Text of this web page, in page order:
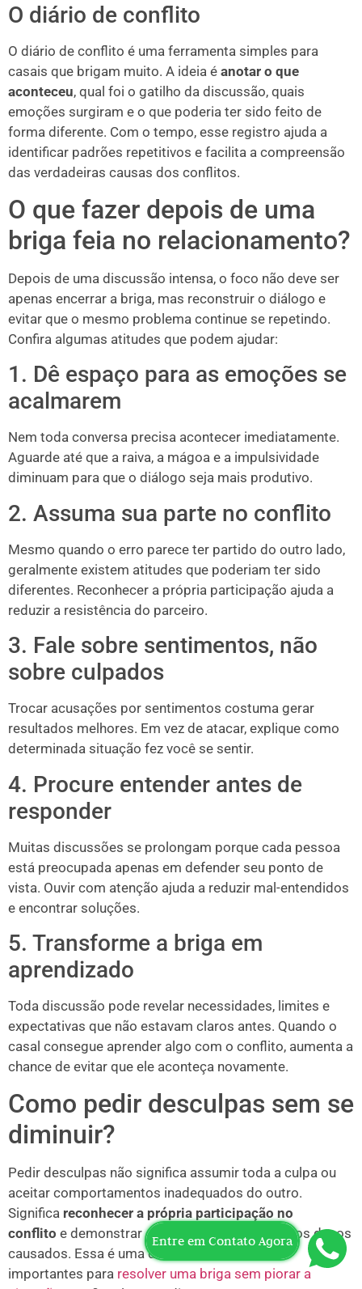
O diário de conflito
O diário de conflito é uma ferramenta simples para
casais que brigam muito. A ideia é anotar o que
aconteceu, qual foi o gatilho da discussão, quais
emoções surgiram e o que poderia ter sido feito de
forma diferente. Com o tempo, esse registro ajuda a
identificar padrões repetitivos e facilita a compreensão
das verdadeiras causas dos conflitos.
O que fazer depois de uma
briga feia no relacionamento?
Depois de uma discussão intensa, o foco não deve ser
apenas encerrar a briga, mas reconstruir o diálogo e
evitar que o mesmo problema continue se repetindo.
Confira algumas atitudes que podem ajudar:
1. Dê espaço para as emoções se
acalmarem
Nem toda conversa precisa acontecer imediatamente.
Aguarde até que a raiva, a mágoa e a impulsividade
diminuam para que o diálogo seja mais produtivo.
2. Assuma sua parte no conflito
Mesmo quando o erro parece ter partido do outro lado,
geralmente existem atitudes que poderiam ter sido
diferentes. Reconhecer a própria participação ajuda a
reduzir a resistência do parceiro.
3. Fale sobre sentimentos, não
sobre culpados
Trocar acusações por sentimentos costuma gerar
resultados melhores. Em vez de atacar, explique como
determinada situação fez você se sentir.
4. Procure entender antes de
responder
Muitas discussões se prolongam porque cada pessoa
está preocupada apenas em defender seu ponto de
vista. Ouvir com atenção ajuda a reduzir mal-entendidos
e encontrar soluções.
5. Transforme a briga em
aprendizado
Toda discussão pode revelar necessidades, limites e
expectativas que não estavam claros antes. Quando o
casal consegue aprender algo com o conflito, aumenta a
chance de evitar que ele aconteça novamente.
Como pedir desculpas sem se
diminuir?
Pedir desculpas não significa assumir toda a culpa ou
aceitar comportamentos inadequados do outro.
Significa reconhecer a própria participação no
conflito e demonstrar disposição para reparar os danos
causados. Essa é uma das habilidades mais
importantes para resolver uma briga sem piorar a
Entre em Contato Agora